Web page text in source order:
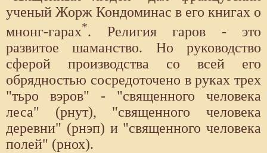
ученый Жорж Кондоминас в его книгах о
мнонг-гарах*. Религия гаров - это
развитое шаманство. Но руководство
сферой производства со всей его
обрядностью сосредоточено в руках трех
"тьро вэров" - "священного человека
леса" (рнут), "священного человека
деревни" (рнэп) и "священного человека
полей" (рнох).